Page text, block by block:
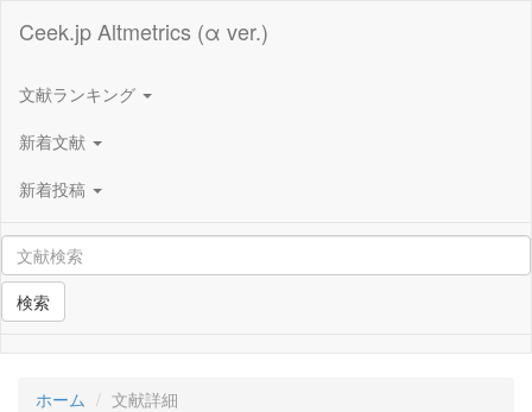
Ceek.jp Altmetrics (α ver.)
文献ランキング
新着文献
新着投稿
検索
ホーム 文献詳細